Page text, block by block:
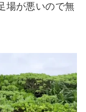
場が悪いので無